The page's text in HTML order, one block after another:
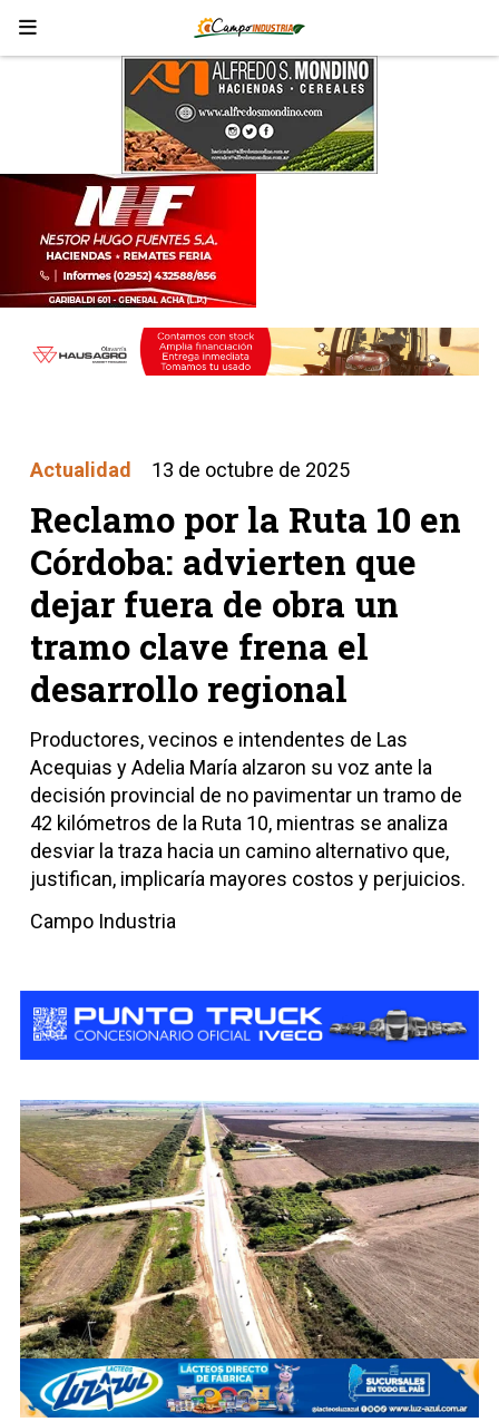
Reclamo por la Ruta 10 en
Córdoba: advierten que
dejar fuera de obra un
tramo clave frena el
desarrollo regional
Productores, vecinos e intendentes de Las
Acequias y Adelia María alzaron su voz ante la
decisión provincial de no pavimentar un tramo de
42 kilómetros de la Ruta 10, mientras se analiza
desviar la traza hacia un camino alternativo que,
justifican, implicaría mayores costos y perjuicios.
Actualidad 13 de octubre de 2025
Campo Industria